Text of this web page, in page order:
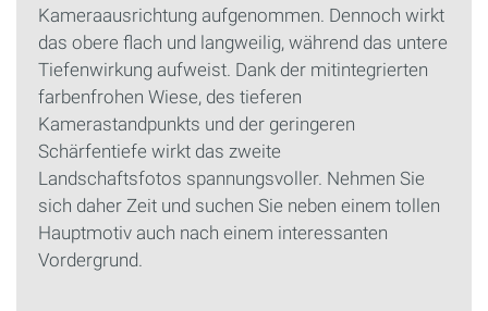
Kameraausrichtung aufgenommen. Dennoch wirkt
das obere flach und langweilig, während das untere
Tiefenwirkung aufweist. Dank der mitintegrierten
farbenfrohen Wiese, des tieferen
Kamerastandpunkts und der geringeren
Schärfentiefe wirkt das zweite
Landschaftsfotos spannungsvoller. Nehmen Sie
sich daher Zeit und suchen Sie neben einem tollen
Hauptmotiv auch nach einem interessanten
Vordergrund.